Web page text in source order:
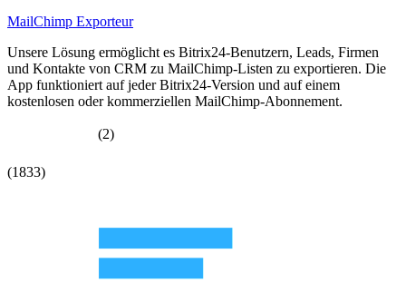
MailChimp Exporteur
Unsere Lösung ermöglicht es Bitrix24-Benutzern, Leads, Firmen
und Kontakte von CRM zu MailChimp-Listen zu exportieren. Die
App funktioniert auf jeder Bitrix24-Version und auf einem
kostenlosen oder kommerziellen MailChimp-Abonnement.
(2)
(1833)